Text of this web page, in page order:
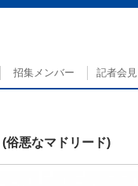
招集メンバー 記者会見
悪なマドリード)